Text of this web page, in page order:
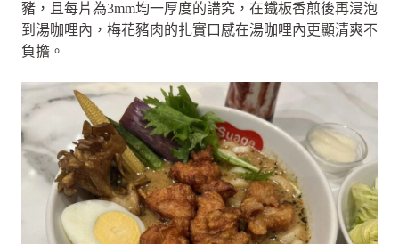
豬，且每片為3mm均一厚度的講究，在鐵板香煎後再浸泡
到湯咖哩內，梅花豬肉的扎實口感在湯咖哩內更顯清爽不
負擔。